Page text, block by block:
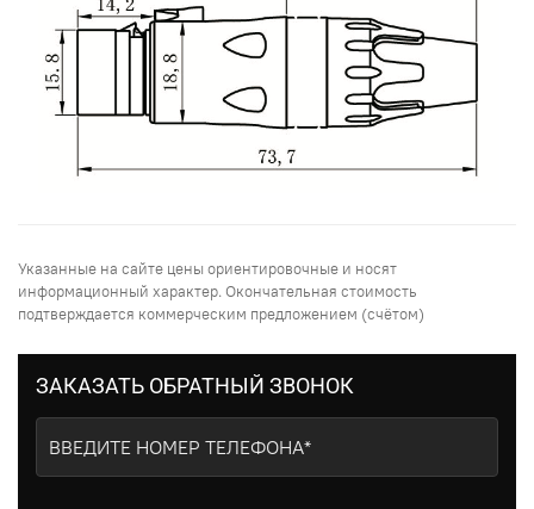
Указанные на сайте цены ориентировочные и носят
информационный характер. Окончательная стоимость
подтверждается коммерческим предложением (счётом)
ЗАКАЗАТЬ ОБРАТНЫЙ ЗВОНОК